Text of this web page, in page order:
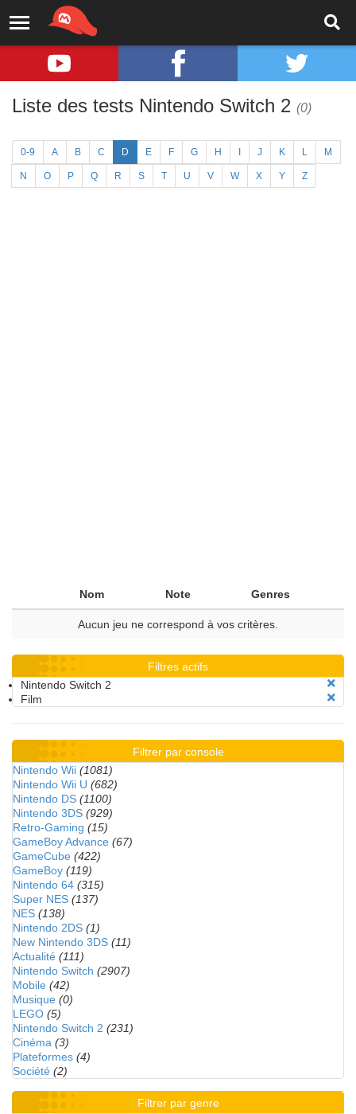
Liste des tests Nintendo Switch 2 (0)
0-9 A B C D E F G H J K L M
N O P Q R S T U V W X Y Z
Nom Note Genres
Aucun jeu ne correspond à vos critères.
Filtres actifs
Nintendo Switch 2
Film
Filtrer par console
Nintendo Wii (1081)
Nintendo Wii U (682)
Nintendo DS (1100)
Nintendo 3DS (929)
Retro-Gaming (15)
GameBoy Advance (67)
GameCube (422)
GameBoy (119)
Nintendo 64 (315)
Super NES (137)
NES (138)
Nintendo 2DS (1)
New Nintendo 3DS (11)
Actualité (111)
Nintendo Switch (2907)
Mobile (42)
Musique (0)
LEGO (5)
Nintendo Switch 2 (231)
Cinéma (3)
Plateformes (4)
Société (2)
Filtrer par genre